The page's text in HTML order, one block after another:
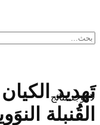
لا توجد نتائج
تَهديد
القُنبلة